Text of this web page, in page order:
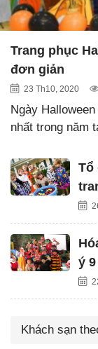
Trang phục
đơn giản
23 Th10, 2020
Ngày
nhất trong năm
Tổ
ý
Khách sạn